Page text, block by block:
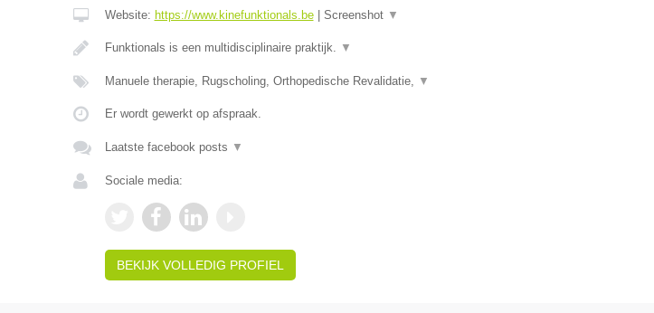
Website: https://www.kinefunktionals.be| Screenshot ▼
Funktionals is een multidisciplinaire praktijk. ▼
Manuele therapie, Rugscholing, Orthopedische Revalidatie, ▼
Er wordt gewerkt op afspraak.
Laatste facebook posts ▼
Sociale media:
BEKIJK VOLLEDIG PROFIEL